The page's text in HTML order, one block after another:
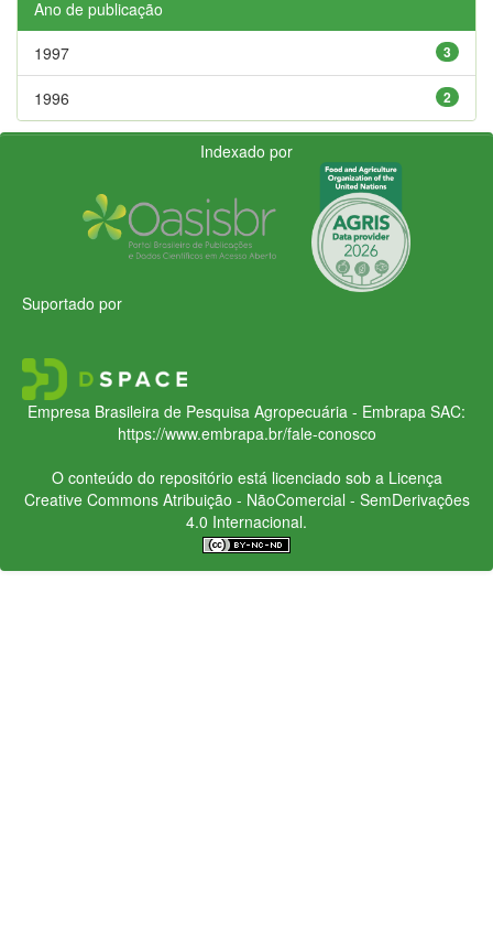
Ano de publicação
3
1997
2
1996
Indexado por
Suportado por
Empresa Brasileira de Pesquisa Agropecuária - Embrapa SAC:
https://www.embrapa.br/fale-conosco
O conteúdo do repositório está licenciado sob a Licença
Creative CommonsAtribuição - NãoComercial - SemDerivações
4.0 Internacional.